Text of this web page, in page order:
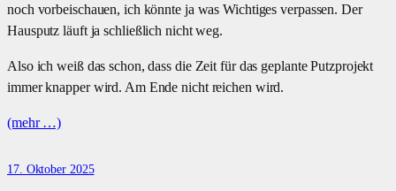
noch vorbeischauen, ich könnte ja was Wichtiges verpassen. Der
Hausputz läuft ja schließlich nicht weg.
Also ich weiß das schon, dass die Zeit für das geplante Putzprojekt
immer knapper wird. Am Ende nicht reichen wird.
(mehr …)
17. Oktober 2025